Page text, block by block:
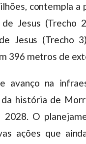
contempla a
Jesus (Trecho
Jesus (Trecho
396 metros de
avanço na
história de
O
ações que